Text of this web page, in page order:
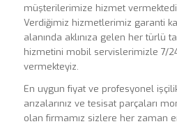
müşterilerimize hizmet
Verdiğimiz hizmetlerimiz garanti
alanında aklınıza gelen her türlü
hizmetini mobil servislerimizle 7/
vermekteyiz.
En uygun fiyat ve profesyonel
arızalarınız ve tesisat parçaları
olan firmamız sizlere her zaman